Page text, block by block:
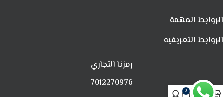
الروابط المهمة
الروابط التعريفيه
رمزنا التجاري
7012270976
0